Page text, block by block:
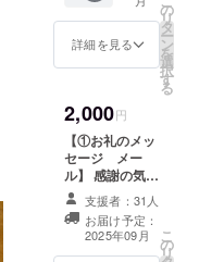
市 土手町に
新ライブハ
秋 KEEP
THE BEAT
開店(コロナ
禍につき無
観客プレ
オープン)
左胸に
OYAMA
NO
NEIRO.
ロゴを
ンした
パー
カーを
提供し
ます。
※背面
にはプ
リント
無し
詳細を見る
の
リ
タ
ー
ン
を
選
択
す
る
2,000円
【①お礼のメッ
セージ メー
ル】 感謝の気持
ちを込めて、お
礼のメッセージ
をお送りしま
す。
支援者：31人
お届け予定：
2025年09月
こ
の
リ